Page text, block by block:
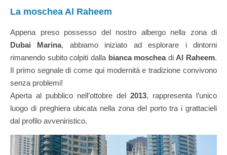
La moschea Al Raheem
Appena preso possesso del nostro albergo nella zona di
Dubai Marina, abbiamo iniziato ad esplorare i dintorni
rimanendo subito colpiti dalla bianca moscheadi Al Raheem.
Il primo segnale di come qui modernità e tradizione convivono
senza problemi!
Aperta al pubblico nell’ottobre del 2013, rappresenta l’unico
luogo di preghiera ubicata nella zona del porto tra i grattacieli
dal profilo avveniristico.